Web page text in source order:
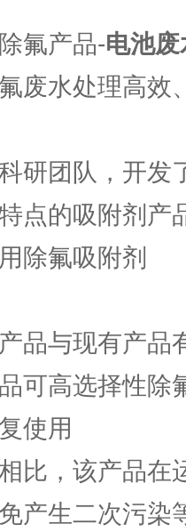
氟产品-电池
废水处理高效
研团队，开发
点的吸附剂
除氟吸附剂
品与现有产品
可高选择性除
使用
比，该产品在
产生二次污染